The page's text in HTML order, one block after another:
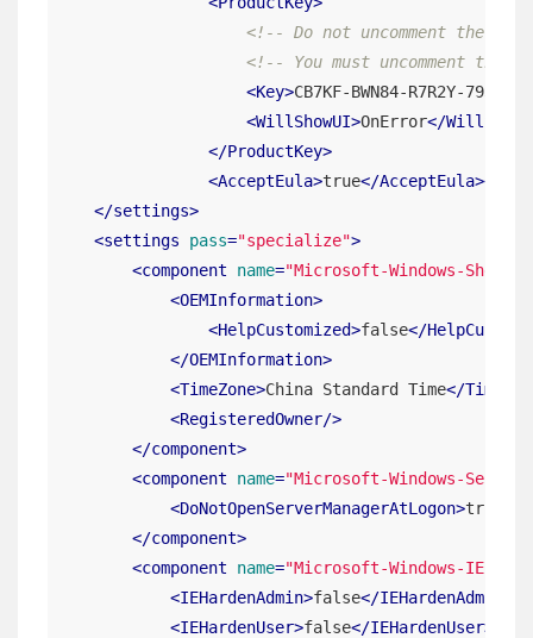
<!-- Do not uncomment the
<!-- You must uncomment
<Key>CB7KF-BWN84-R7R2Y-793K2-
<WillShowUI>OnError</
</ProductKey>
<AcceptEula>true</AcceptEula><
</settings>
<settings pass="specialize">
<component name="Microsoft-Windows-Shell-
<OEMInformation>
<HelpCustomized>false</
</OEMInformation>
<TimeZone>China Standard Time</
<RegisteredOwner/>
</component>
<component name="Microsoft-Windows-
<DoNotOpenServerManagerAtLogon>true
</component>
<component name="Microsoft-Windows-IE-ESC"
<IEHardenAdmin>false</IEHardenAdmin
<IEHardenUser>false</IEHardenUser>